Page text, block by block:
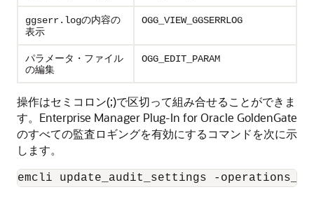
ggserr.logの内容の
表示
OGG_VIEW_GGSERRLOG
パラメータ・ファイル
の編集
OGG_EDIT_PARAM
操作はセミコロン(;)で区切って組み合せることができま
す。Enterprise Manager Plug-In forOracle GoldenGate
のすべての監査ロギングを有効にするコマンドを次に示
します。
emcli update_audit_settings -